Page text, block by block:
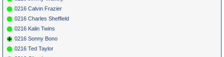
0216 Calvin Frazier
0216 Charles Sheffield
0216 Kalin Twins
0216 Sonny Bono
0216 Ted Taylor